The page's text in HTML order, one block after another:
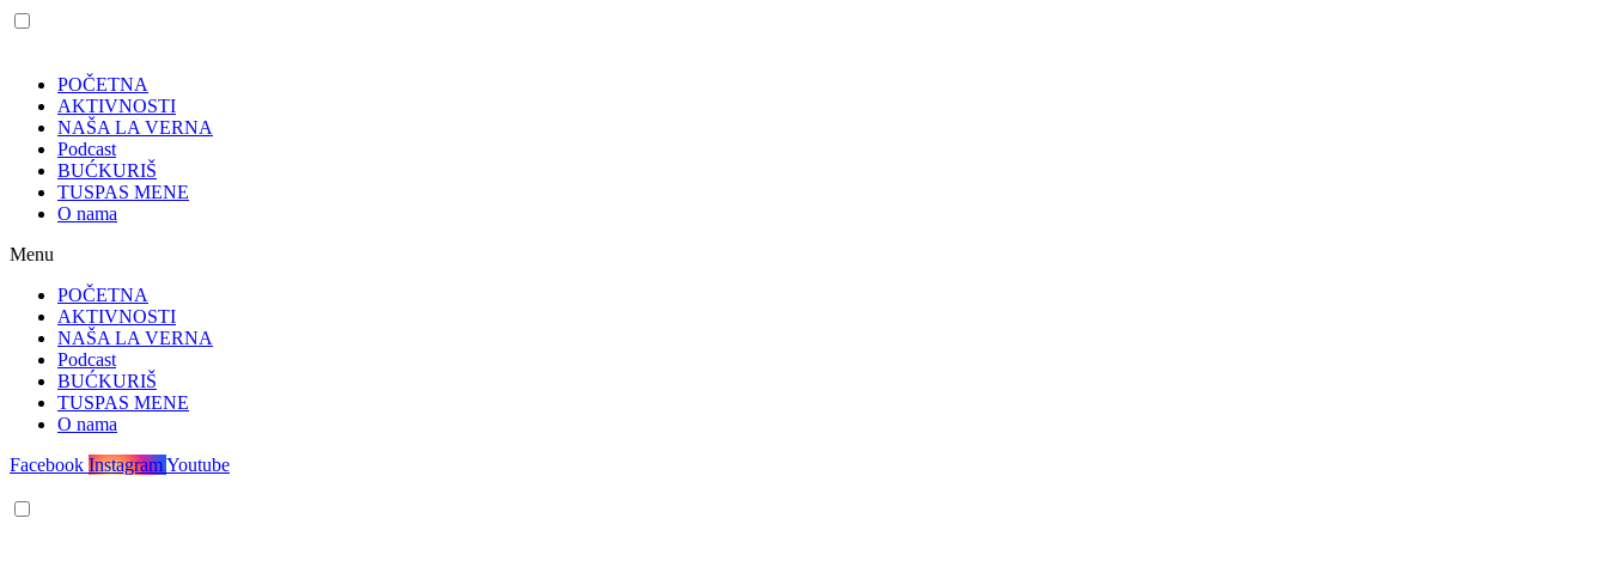
POČETNA
AKTIVNOSTI
NAŠA LA VERNA
Podcast
BUĆKURIŠ
TUSPAS MENE
O nama
Menu
POČETNA
AKTIVNOSTI
NAŠA LA VERNA
Podcast
BUĆKURIŠ
TUSPAS MENE
O nama
Facebook InstagramYoutube